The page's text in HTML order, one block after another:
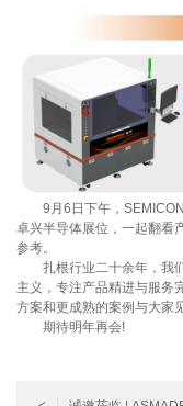
9月6日下午，SEMICON
卓兴半导体展位，一起翻看
参考。
扎根行业二十余年，我们
主义，专注产品精进与服务
方案和更成熟的案例与大家
期待明年再会!